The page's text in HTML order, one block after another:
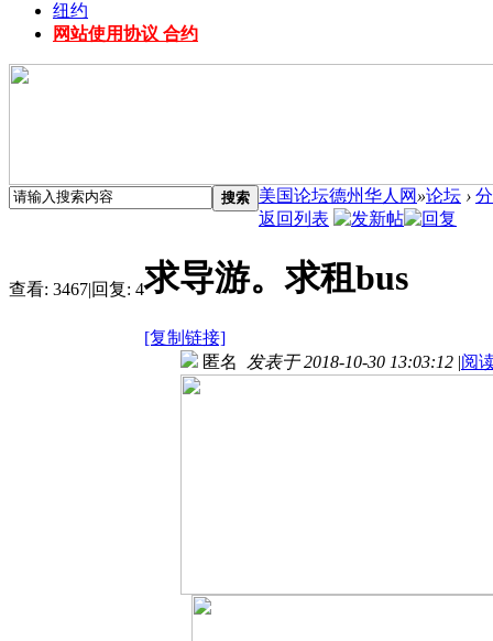
纽约
网站使用协议 合约
搜索 美国论坛德州华人网 »论坛 ›
返回列表
查看: 3467|回复: 4求导游。求租bus
[复制链接]
匿名 发表于 2018-10-30 13:03:12 |阅